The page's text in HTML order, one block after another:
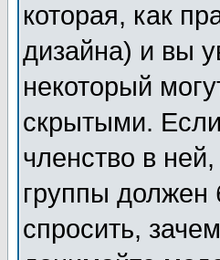
которая, как
дизайна) и вы
некоторый
скрытыми.
членство в
группы должен
спросить,